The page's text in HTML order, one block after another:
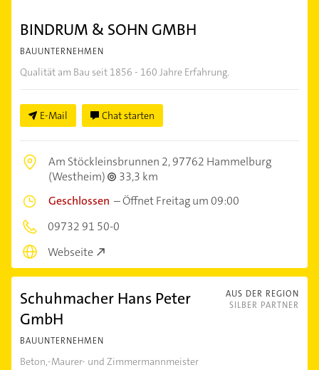
BINDRUM & SOHN GMBH
BAUUNTERNEHMEN
Qualität am Bau seit 1856 - 160 Jahre Erfahrung.
E-Mail Chat starten
Am Stöckleinsbrunnen 2,97762 Hammelburg
(Westheim)
33,3 km
Geschlossen –Öffnet Freitag um 09:00
09732 91 50-0
Webseite
AUS DER REGION
SILBER PARTNER
Schuhmacher Hans Peter
GmbH
BAUUNTERNEHMEN
Beton,-Maurer- und Zimmermannmeister